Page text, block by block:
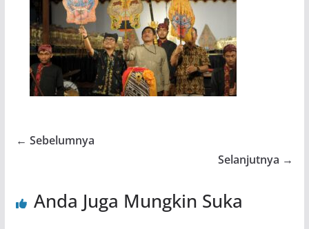
← Sebelumnya
Selanjutnya →
Anda Juga Mungkin Suka